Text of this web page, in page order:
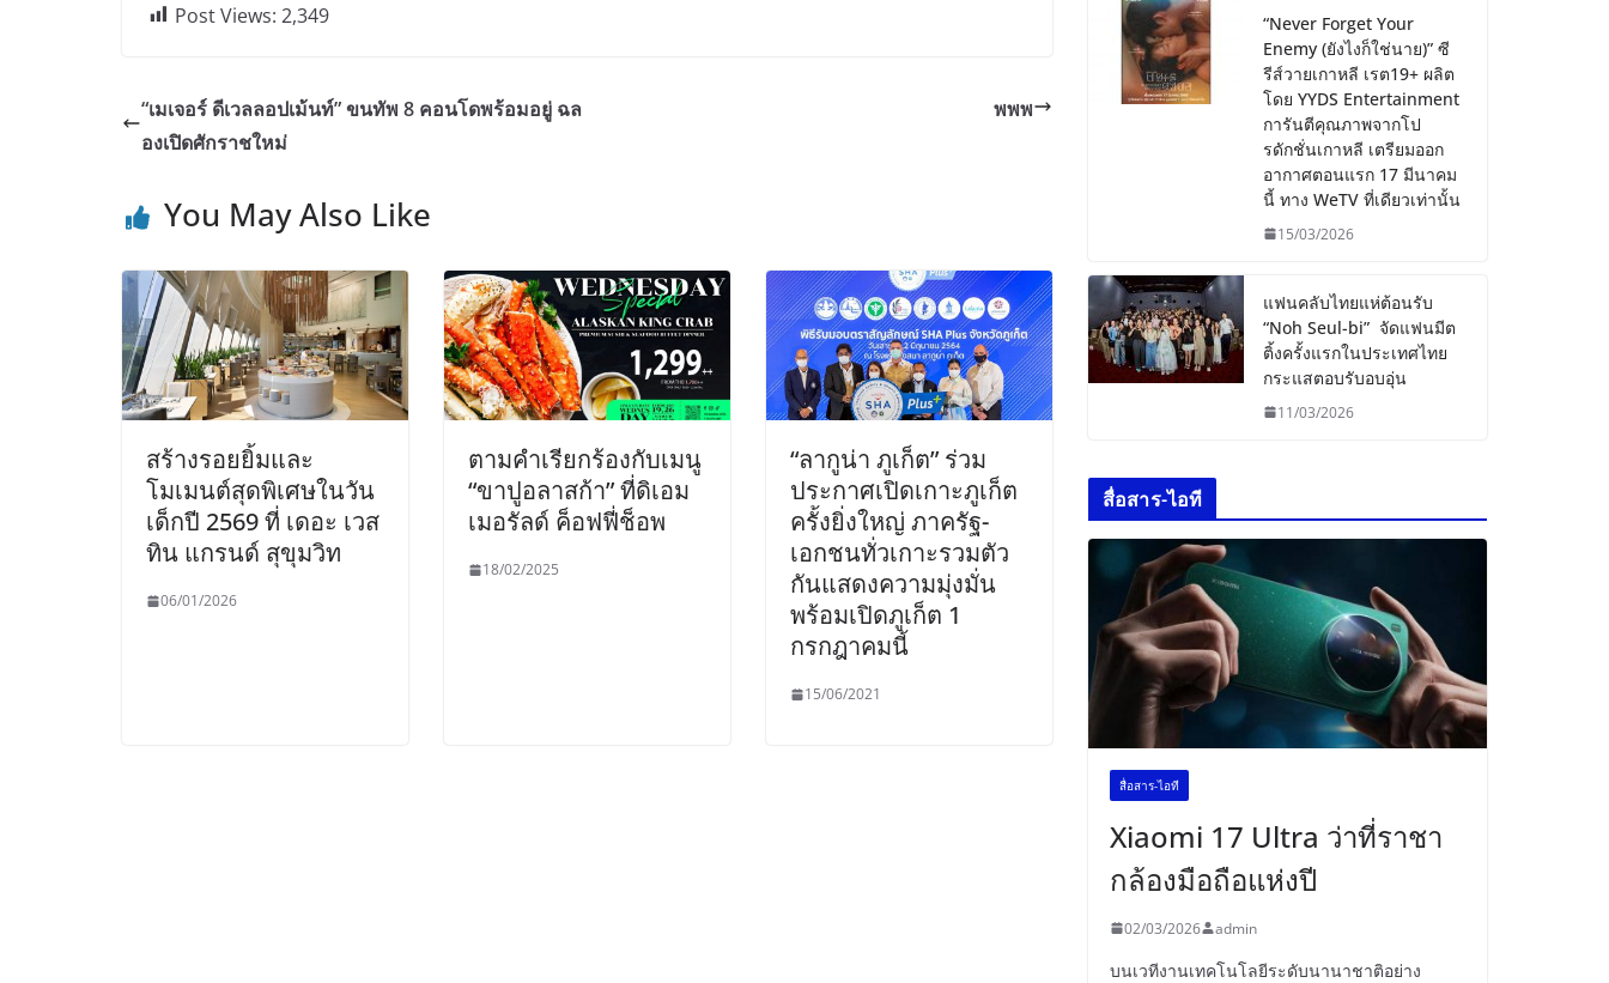
Post Views: 2,349
“เมเจอร์ ดีเวลลอปเม้นท์” ขนทัพ 8 คอนโดพร้อมอยู่ ฉล
องเปิดศักราชใหม่
พพพ
You May Also Like
สร้างรอยยิ้มและ
โมเมนต์สุดพิเศษในวัน
เด็กปี 2569 ที่ เดอะ เวส
ทิน แกรนด์ สุขุมวิท
06/01/2026
ตามคำเรียกร้องกับเมนู
“ขาปูอลาสก้า” ที่ดิเอม
เมอรัลด์ ค็อฟฟี่ช็อพ
18/02/2025
“ลากูน่า ภูเก็ต” ร่วม
ประกาศเปิดเกาะภูเก็ต
ครั้งยิ่งใหญ่ ภาครัฐ-
เอกชนทั่วเกาะรวมตัว
กันแสดงความมุ่งมั่น
พร้อมเปิดภูเก็ต 1
กรกฎาคมนี้
15/06/2021
“Never Forget Your
Enemy (ยังไงก็ใช่นาย)” ซี
รีส์วายเกาหลี เรต19+ ผลิต
โดย YYDS Entertainment
การันตีคุณภาพจากโป
รดักชั่นเกาหลี เตรียมออก
อากาศตอนแรก 17 มีนาคม
นี้ ทาง WeTV ที่เดียวเท่านั้น
15/03/2026
แฟนคลับไทยแห่ต้อนรับ
“Noh Seul-bi” จัดแฟนมีต
ติ้งครั้งแรกในประเทศไทย
กระแสตอบรับอบอุ่น
11/03/2026
สื่อสาร-ไอที
สื่อสาร-ไอที
Xiaomi 17 Ultra ว่าที่ราชา
กล้องมือถือแห่งปี
02/03/2026 admin
บนเวทีงานเทคโนโลยีระดับนานาชาติอย่าง